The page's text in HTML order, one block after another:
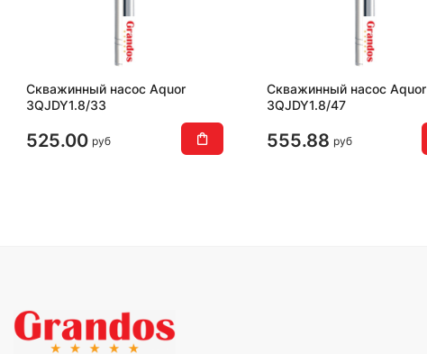
Скважинный насос Aquor
3QJDY1.8/33
525.00 руб
Скважинный насос Aquor
3QJDY1.8/47
555.88 руб